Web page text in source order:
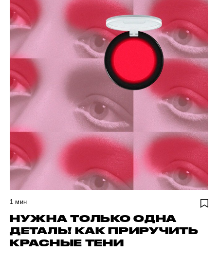
1 мин
НУЖНА ТОЛЬКО ОДНА
ДЕТАЛЬ! КАК ПРИРУЧИТЬ
КРАСНЫЕ ТЕНИ